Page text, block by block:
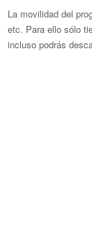
La movilidad del
etc. Para ello sólo
incluso podrás